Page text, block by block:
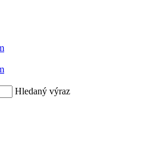
Hledaný výraz